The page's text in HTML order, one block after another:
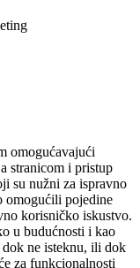
omogućavajući
stranicom i pristup
su nužni za ispravno
omogućili pojedine
korisničko iskustvo.
u budućnosti i kao
dok ne isteknu, ili dok
za funkcionalnosti